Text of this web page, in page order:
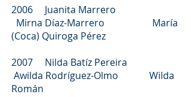
2006 Juanita Marrero
Mirna Díaz-Marrero María
(Coca) Quiroga Pérez
2007 Nilda Batíz Pereira
Awilda Rodríguez-Olmo Wilda
Román